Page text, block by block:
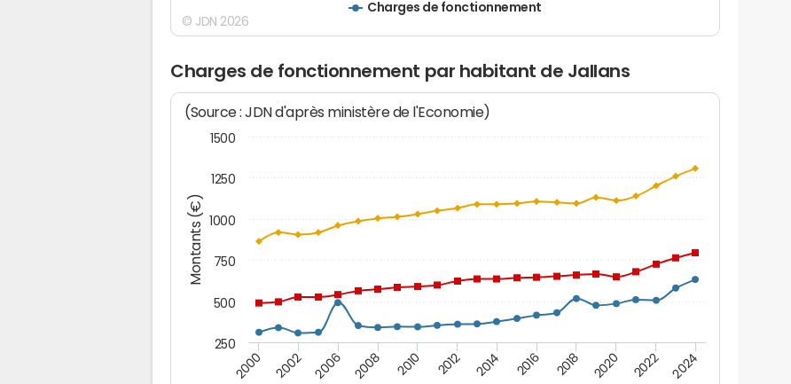
Charges de fonctionnement
© JDN 2026
Charges de fonctionnement par habitant de Jallans
Montants (€)
(Source : JDN d'après ministère de l'Economie)
2000 2002 2006 2008 2010 2012 2014 2016 2018 2020 2022 2024
250
500
750
1000
1250
1500